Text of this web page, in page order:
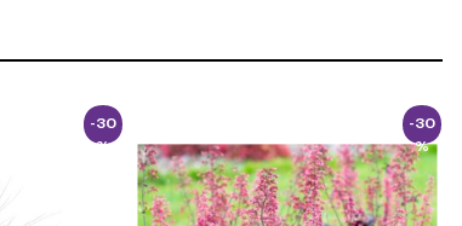
-30
%
-30
%